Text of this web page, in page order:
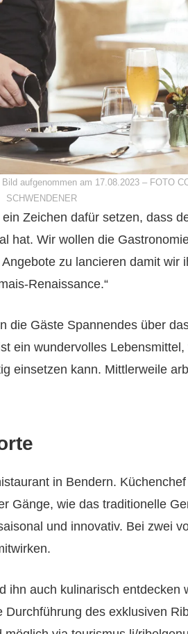
aufgenommen am 17.08.2023 – FOTO
SCHWENDENER
Zeichen dafür setzen, dass
hat. Wir wollen die
zu lancieren damit wir
Renaissance.“
die Gäste Spannendes über
ein wundervolles
einsetzen kann. Mittlerweile
in Bendern.
Gänge, wie das traditionelle
und innovativ. Bei zwei
ihn auch kulinarisch entdecken
des exklusiven